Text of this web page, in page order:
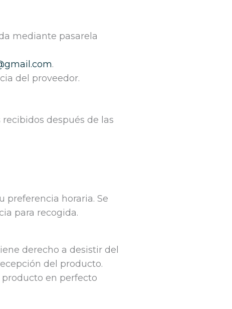
mediante pasarela
.
del proveedor.
después de las
preferencia horaria. Se
para recogida.
derecho a desistir del
del producto.
en perfecto